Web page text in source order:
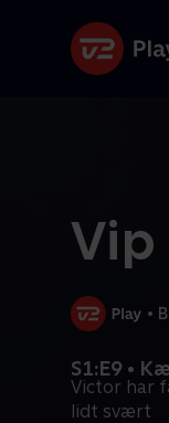
Vip
•
S1:E9 •
Victor har
lidt svært